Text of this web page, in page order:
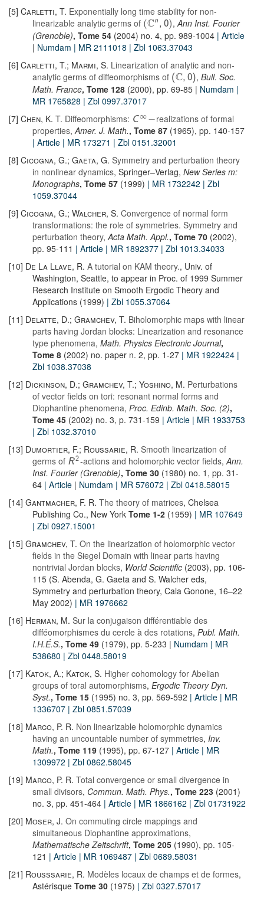
[5] Carletti, T. Exponentially long time stability for non-
linearizable analytic germs of (Cn , 0),Ann Inst. Fourier
(Grenoble), Tome 54 (2004) no. 4, pp. 989-1004 | Article
| Numdam | MR 2111018 | Zbl 1063.37043
[6] Carletti, T.; Marmi, S. Linearization of analytic and non-
analytic germs of diffeomorphisms of (C, 0),Bull. Soc.
Math. France, Tome 128 (2000), pp. 69-85 | Numdam |
MR 1765828 | Zbl 0997.37017
[7] Chen, K. T. Diffeomorphisms: C∞ −realizations of formal
properties,Amer. J. Math., Tome 87 (1965), pp. 140-157
| Article | MR 173271 | Zbl 0151.32001
[8] Cicogna, G.; Gaeta, G. Symmetry and perturbation theory
in nonlinear dynamics, Springer–Verlag, New Series m:
Monographs, Tome 57 (1999) | MR 1732242 | Zbl
1059.37044
[9] Cicogna, G.; Walcher, S. Convergence of normal form
transformations: the role of symmetries. Symmetry and
perturbation theory,Acta Math. Appl., Tome 70 (2002),
pp. 95-111 | Article | MR 1892377 | Zbl 1013.34033
[10] De La Llave, R. A tutorial on KAM theory., Univ. of
Washington, Seattle, to appear in Proc. of 1999 Summer
Research Institute on Smooth Ergodic Theory and
Applications (1999) | Zbl 1055.37064
[11] Delatte, D.; Gramchev, T. Biholomorphic maps with linear
parts having Jordan blocks: Linearization and resonance
type phenomena, Math. Physics Electronic Journal,
Tome 8 (2002) no. paper n. 2, pp. 1-27 | MR 1922424 |
Zbl 1038.37038
[12] Dickinson, D.; Gramchev, T.; Yoshino, M. Perturbations
of vector fields on tori: resonant normal forms and
Diophantine phenomena, Proc. Edinb. Math. Soc. (2),
Tome 45 (2002) no. 3, p. 731-159 | Article | MR 1933753
| Zbl 1032.37010
[13] Dumortier, F.; Roussarie, R. Smooth linearization of
germs of R2-actions and holomorphic vector fields,Ann.
Inst. Fourier (Grenoble), Tome 30 (1980) no. 1, pp. 31-
64 | Article | Numdam | MR 576072 | Zbl 0418.58015
[14] Gantmacher, F. R. The theory of matrices, Chelsea
Publishing Co., New York Tome 1-2 (1959) | MR 107649
| Zbl 0927.15001
[15] Gramchev, T. On the linearization of holomorphic vector
fields in the Siegel Domain with linear parts having
nontrivial Jordan blocks, World Scientific (2003), pp. 106-
115 (S. Abenda, G. Gaeta and S. Walcher eds,
Symmetry and perturbation theory, Cala Gonone, 16–22
May 2002) | MR 1976662
[16] Herman, M. Sur la conjugaison différentiable des
difféomorphismes du cercle à des rotations, Publ. Math.
I.H.É.S., Tome 49 (1979), pp. 5-233 | Numdam | MR
538680 | Zbl 0448.58019
[17] Katok, A.; Katok, S. Higher cohomology for Abelian
groups of toral automorphisms, Ergodic Theory Dyn.
Syst., Tome 15 (1995) no. 3, pp. 569-592 | Article | MR
1336707 | Zbl 0851.57039
[18] Marco, P. R. Non linearizable holomorphic dynamics
having an uncountable number of symmetries, Inv.
Math., Tome 119 (1995), pp. 67-127 | Article | MR
1309972 | Zbl 0862.58045
[19] Marco, P. R. Total convergence or small divergence in
small divisors, Commun. Math. Phys., Tome 223 (2001)
no. 3, pp. 451-464 | Article | MR 1866162 | Zbl 01731922
[20] Moser, J. On commuting circle mappings and
simultaneous Diophantine approximations,
Mathematische Zeitschrift, Tome 205 (1990), pp. 105-
121 | Article | MR 1069487 | Zbl 0689.58031
[21] Rousssarie, R. Modèles locaux de champs et de formes,
Astérisque Tome 30 (1975) | Zbl 0327.57017